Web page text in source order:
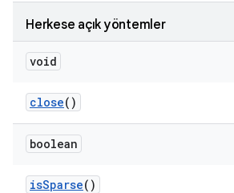
Herkese açık yöntemler
void
close()
boolean
isSparse()